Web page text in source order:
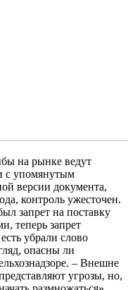
на рынке ведут
с упомянутым
версии документа,
контроль ужесточен.
запрет на поставку
теперь запрет
убрали слово
опасны ли
– Внешне
угрозы, но,